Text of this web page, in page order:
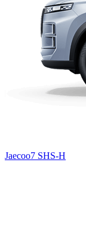
Jaecoo7 SHS-H